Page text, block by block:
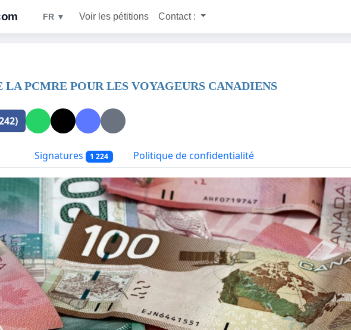
FR ▼ Voir les pétitions Contact :
LA PCMRE POUR LES VOYAGEURS CANADIENS
Signatures 1 224 Politique de confidentialité